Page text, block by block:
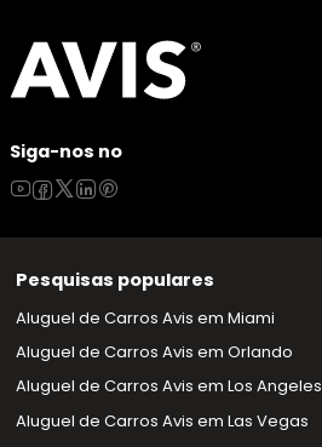
Siga-nos no
Pesquisas populares
Aluguel de Carros Avis em Miami
Aluguel de Carros Avis em Orlando
Aluguel de Carros Avis em Los Angeles
Aluguel de Carros Avis em Las Vegas